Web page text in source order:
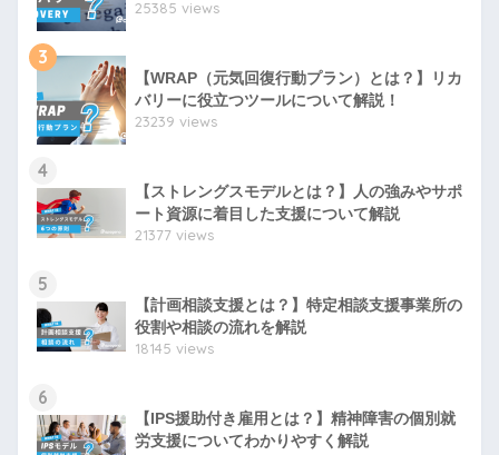
25385 views
3
【WRAP（元気回復行動プラン）とは？】リカ
バリーに役立つツールについて解説！
23239 views
4
【ストレングスモデルとは？】人の強みやサポ
ート資源に着目した支援について解説
21377 views
5
【計画相談支援とは？】特定相談支援事業所の
役割や相談の流れを解説
18145 views
6
【IPS援助付き雇用とは？】精神障害の個別就
労支援についてわかりやすく解説